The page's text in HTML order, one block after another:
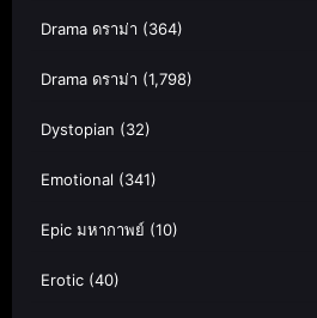
Drama ดราม่า (364)
Drama ดราม่า (1,798)
Dystopian (32)
Emotional (341)
Epic มหากาพย์ (10)
Erotic (40)